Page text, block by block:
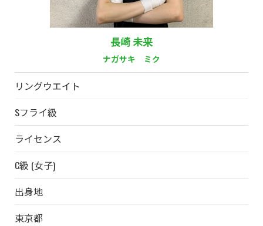
長崎 未来
ナガサキ ミク
リングウエイト
Sフライ級
ライセンス
C級 (女子)
出身地
東京都